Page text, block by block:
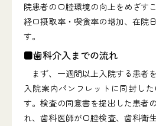
院患者の口腔環境の向上をめざす
経口摂取率・喫食率の増加、在院
す。
■歯科介入までの流れ
まず、一週間以上入院する患者
入院案内パンフレットに同封し
す。検査の同意書を提出した患者
れ、歯科医師が口腔検査、歯科衛